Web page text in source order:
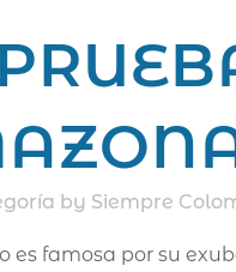
by Siempre
es famosa por su